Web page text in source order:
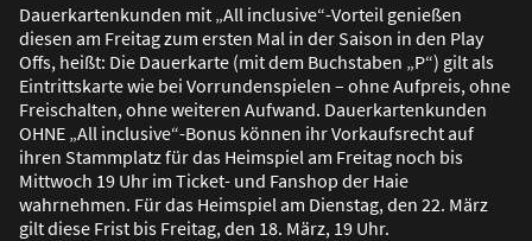
Dauerkartenkunden mit „All inclusive“-Vorteil genießen
diesen am Freitag zum ersten Mal in der Saison in den Play
Offs, heißt: Die Dauerkarte (mit dem Buchstaben „P“) gilt als
Eintrittskarte wie bei Vorrundenspielen – ohne Aufpreis, ohne
Freischalten, ohne weiteren Aufwand. Dauerkartenkunden
OHNE „All inclusive“-Bonus können ihr Vorkaufsrecht auf
ihren Stammplatz für das Heimspiel am Freitag noch bis
Mittwoch 19 Uhr im Ticket- und Fanshop der Haie
wahrnehmen. Für das Heimspiel am Dienstag, den 22. März
gilt diese Frist bis Freitag, den 18. März, 19 Uhr.